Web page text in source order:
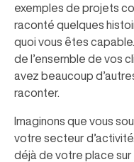
exemples de projets
raconté quelques
quoi vous êtes
de l’ensemble de vos
avez beaucoup
raconter.
Imaginons que vous
votre secteur
déjà de votre place